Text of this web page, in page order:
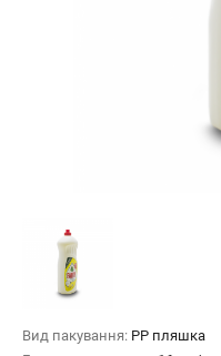
Вид пакування: PP пляшка